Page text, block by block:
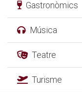
Gastronòmics
Música
Teatre
Turisme